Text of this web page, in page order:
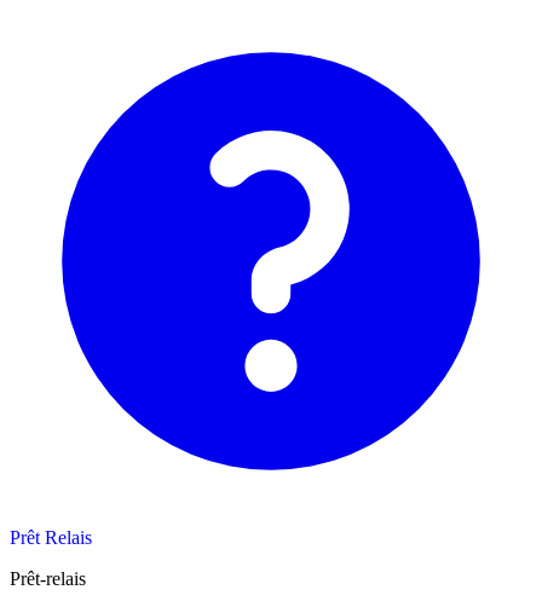
Prêt Relais
Prêt-relais